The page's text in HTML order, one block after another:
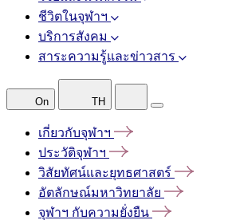
ชีวิตในจุฬาฯ
บริการสังคม
สาระความรู้และข่าวสาร
On TH
เกี่ยวกับจุฬาฯ
ประวัติจุฬาฯ
วิสัยทัศน์และยุทธศาสตร์
อัตลักษณ์มหาวิทยาลัย
จุฬาฯ กับความยั่งยืน